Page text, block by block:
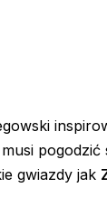
pogodzić
gwiazdy jak